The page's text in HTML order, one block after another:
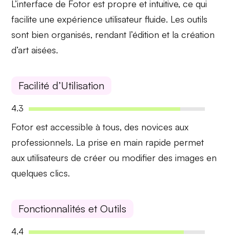
L’interface de Fotor est propre et intuitive, ce qui
facilite uneexpérience utilisateur fluide. Les outils
sont bien organisés, rendant l’édition et la création
d’art aisées.
Facilité d’Utilisation
4.3
Fotor est accessible à tous, des novices aux
professionnels. La prise en main rapide permet
aux utilisateurs de créer ou modifier des images en
quelques clics.
Fonctionnalités et Outils
4.4